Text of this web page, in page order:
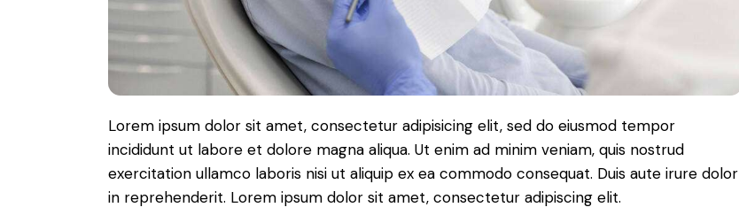
Lorem ipsum dolor sit amet, consectetur adipisicing elit, sed do eiusmod tempor
incididunt ut labore et dolore magna aliqua. Ut enim ad minim veniam, quis nostrud
exercitation ullamco laboris nisi ut aliquip ex ea commodo consequat. Duis aute irure dolor
in reprehenderit. Lorem ipsum dolor sit amet, consectetur adipiscing elit.